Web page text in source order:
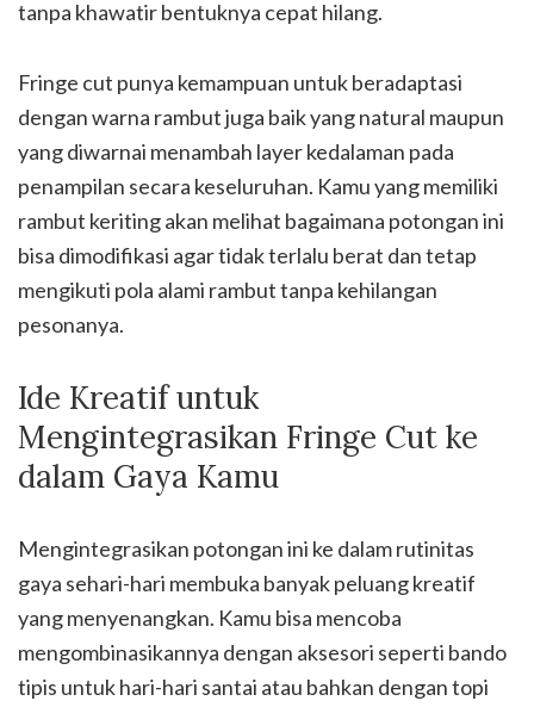
tanpa khawatir bentuknya cepat hilang.
Fringe cut punya kemampuan untuk beradaptasi
dengan warna rambut juga baik yang natural maupun
yang diwarnai menambah layer kedalaman pada
penampilan secara keseluruhan. Kamu yang memiliki
rambut keriting akan melihat bagaimana potongan ini
bisa dimodifikasi agar tidak terlalu berat dan tetap
mengikuti pola alami rambut tanpa kehilangan
pesonanya.
Ide Kreatif untuk
Mengintegrasikan Fringe Cut ke
dalam Gaya Kamu
Mengintegrasikan potongan ini ke dalam rutinitas
gaya sehari-hari membuka banyak peluang kreatif
yang menyenangkan. Kamu bisa mencoba
mengombinasikannya dengan aksesori seperti bando
tipis untuk hari-hari santai atau bahkan dengan topi